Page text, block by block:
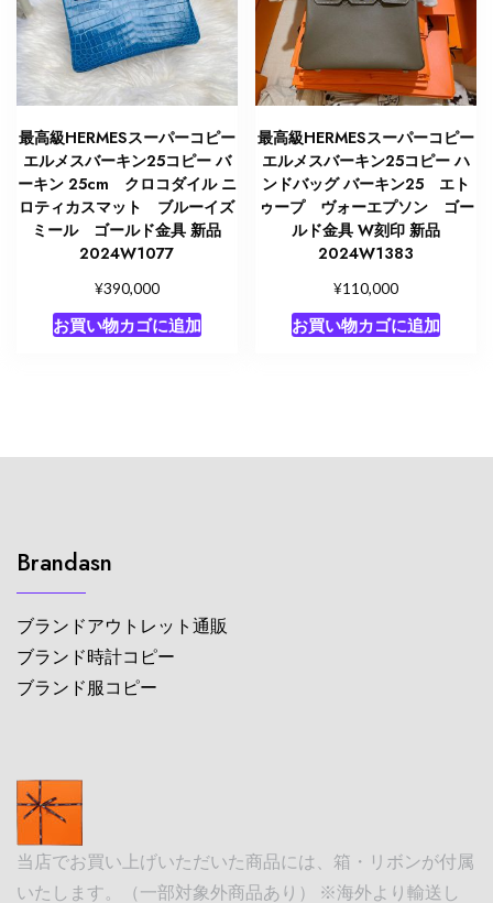
最高級HERMESスーパーコピー
エルメスバーキン25コピー バ
ーキン 25cm クロコダイル ニ
ロティカスマット ブルーイズ
ミール ゴールド金具 新品
2024W1077
¥390,000
お買い物カゴに追加
最高級HERMESスーパーコピー
エルメスバーキン25コピー ハ
ンドバッグ バーキン25 エト
ゥープ ヴォーエプソン ゴー
ルド金具 W刻印 新品
2024W1383
¥110,000
お買い物カゴに追加
Brandasn
ブランドアウトレット通販
ブランド時計コピー
ブランド服コピー
当店でお買い上げいただいた商品には、箱・リボンが付属
いたします。（一部対象外商品あり） ※海外より輸送し